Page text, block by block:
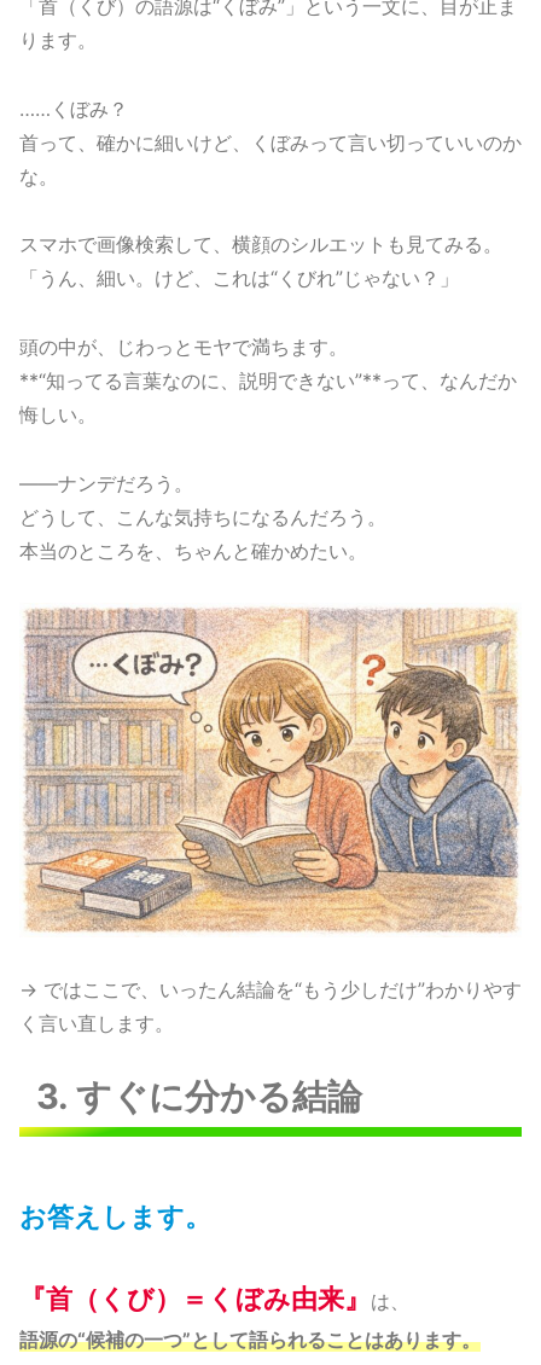
「首（くび）の語源は“くぼみ”」という一文に、目が止ま
ります。
……くぼみ？
首って、確かに細いけど、くぼみって言い切っていいのか
な。
スマホで画像検索して、横顔のシルエットも見てみる。
「うん、細い。けど、これは“くびれ”じゃない？」
頭の中が、じわっとモヤで満ちます。
**“知ってる言葉なのに、説明できない”**って、なんだか
悔しい。
――ナンデだろう。
どうして、こんな気持ちになるんだろう。
本当のところを、ちゃんと確かめたい。
→ ではここで、いったん結論を“もう少しだけ”わかりやす
く言い直します。
3. すぐに分かる結論
お答えします。
『首（くび）＝くぼみ由来』
は、
語源の“候補の一つ”として語られることはあります。